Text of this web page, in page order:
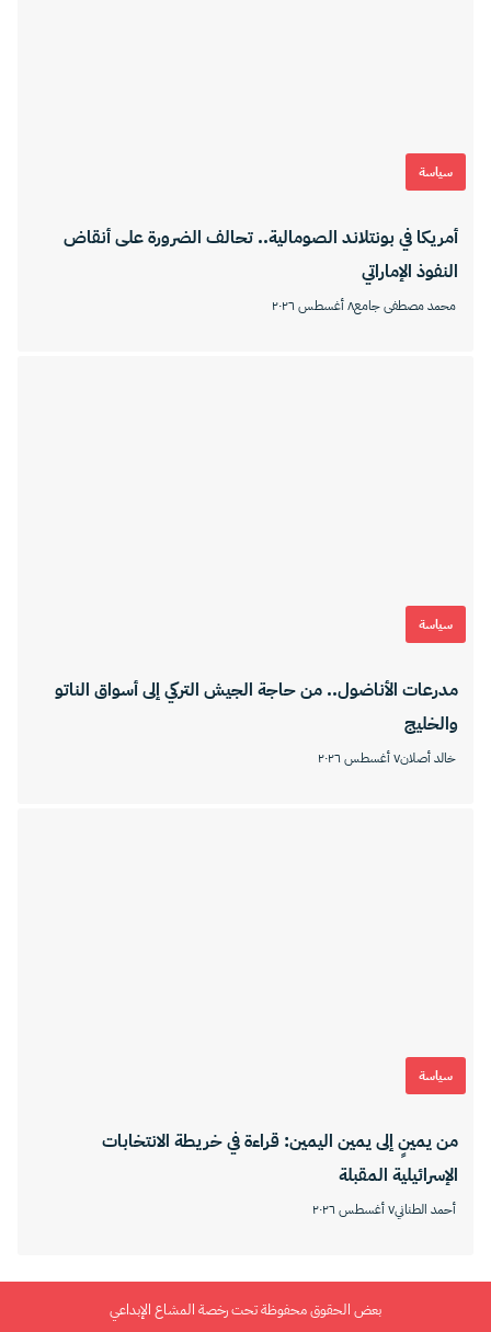
سياسة
أمريكا في بونتلاند الصومالية.. تحالف الضرورة على أنقاض
النفوذ الإماراتي
محمد مصطفى جامع٨ أغسطس ٢٠٢٦
سياسة
مدرعات الأناضول.. من حاجة الجيش التركي إلى أسواق الناتو
والخليج
خالد أصلان٧ أغسطس ٢٠٢٦
سياسة
من يمينٍ إلى يمين اليمين: قراءة في خريطة الانتخابات
الإسرائيلية المقبلة
أحمد الطناني٧ أغسطس ٢٠٢٦
بعض الحقوق محفوظة تحت رخصة المشاع الإبداعي